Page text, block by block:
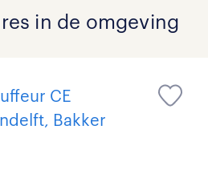
in de omgeving
CE
Bakker